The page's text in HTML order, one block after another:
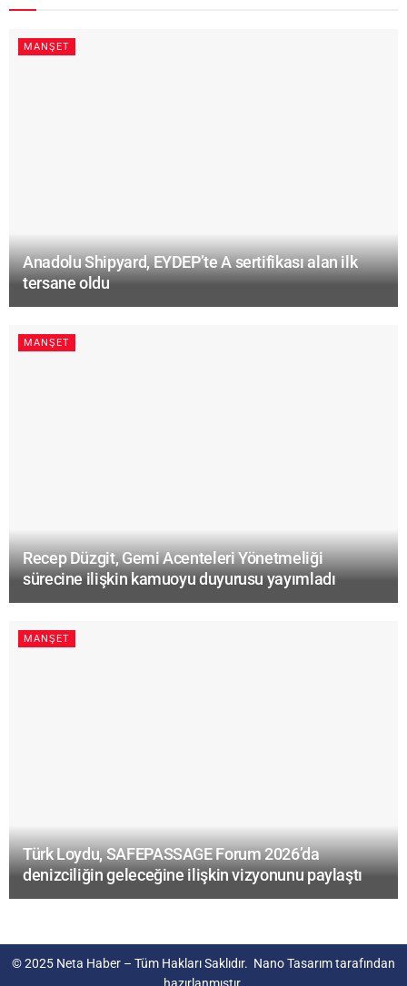
MANŞET
Anadolu Shipyard, EYDEP’te A sertifikası alan ilk
tersane oldu
MANŞET
Recep Düzgit, Gemi Acenteleri Yönetmeliği
sürecine ilişkin kamuoyu duyurusu yayımladı
MANŞET
Türk Loydu, SAFEPASSAGE Forum 2026’da
denizciliğin geleceğine ilişkin vizyonunu paylaştı
© 2025 Neta Haber – Tüm Hakları Saklıdır. Nano Tasarımtarafından
hazırlanmıştır.